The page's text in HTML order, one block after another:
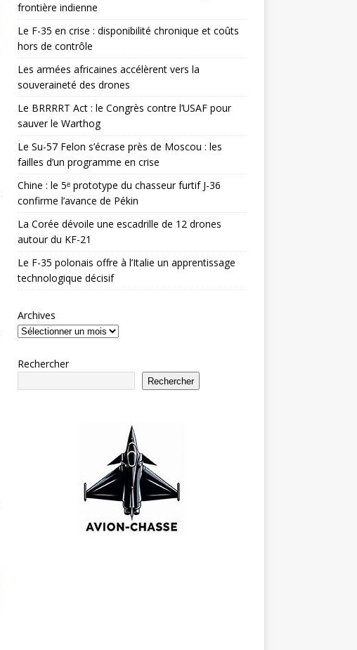
frontière indienne
Le F-35 en crise : disponibilité chronique et coûts
hors de contrôle
Les armées africaines accélèrent vers la
souveraineté des drones
Le BRRRRT Act : le Congrès contre l’USAF pour
sauver le Warthog
Le Su-57 Felon s’écrase près de Moscou : les
failles d’un programme en crise
Chine : le 5ᵉ prototype du chasseur furtif J-36
confirme l’avance de Pékin
La Corée dévoile une escadrille de 12 drones
autour du KF-21
Le F-35 polonais offre à l’Italie un apprentissage
technologique décisif
Archives
Rechercher
Rechercher